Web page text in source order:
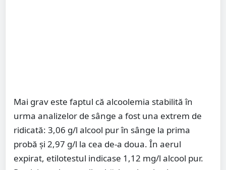
Mai grav este faptul că alcoolemia stabilită în
urma analizelor de sânge a fost una extrem de
ridicată: 3,06 g/l alcool pur în sânge la prima
probă și 2,97 g/l la cea de-a doua. În aerul
expirat, etilotestul indicase 1,12 mg/l alcool pur.